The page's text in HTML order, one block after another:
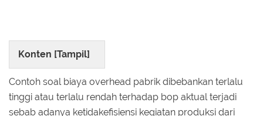
Konten [Tampil]
Contoh soal biaya overhead pabrik dibebankan terlalu
tinggi atau terlalu rendah terhadap bop aktual terjadi
sebab adanya ketidakefisiensi kegiatan produksi dari